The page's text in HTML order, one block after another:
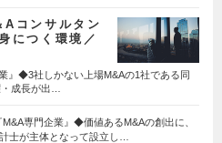
Aコンサルタン
につく環境／
』◆3社しかない上場M&Aの1社である同
成長が出…
専門企業』◆価値あるM&Aの創出に、
士が主体となって設立し…